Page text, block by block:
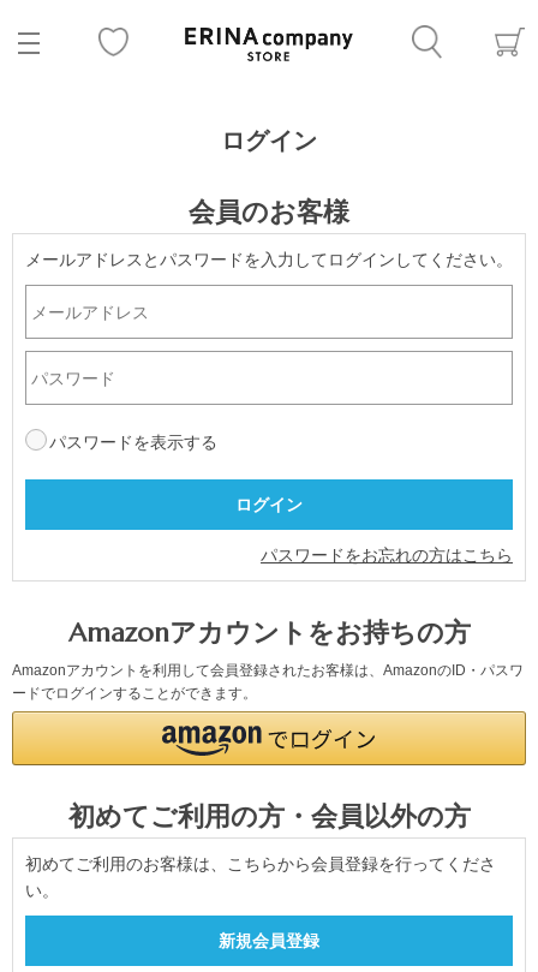
ログイン
会員のお客様
メールアドレスとパスワードを入力してログインしてください。
パスワードを表示する
パスワードをお忘れの方はこちら
Amazonアカウントをお持ちの方
Amazonアカウントを利用して会員登録されたお客様は、AmazonのID・パスワ
ードでログインすることができます。
初めてご利用の方・会員以外の方
初めてご利用のお客様は、こちらから会員登録を行ってくださ
い。